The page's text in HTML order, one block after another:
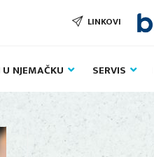
LINKOVI
NJEMAČKU SERVIS